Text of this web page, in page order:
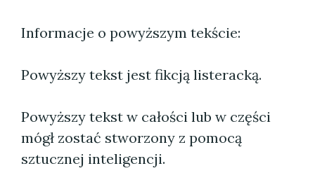
Informacje o powyższym tekście:
Powyższy tekst jest fikcją listeracką.
Powyższy tekst w całości lub w części
mógł zostać stworzony z pomocą
sztucznej inteligencji.